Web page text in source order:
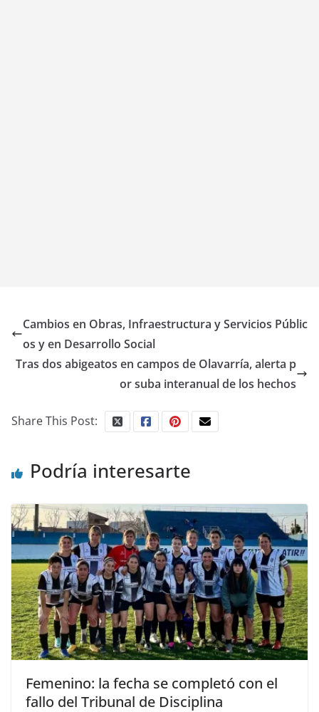
Cambios en Obras, Infraestructura y Servicios Públic
os y en Desarrollo Social
Tras dos abigeatos en campos de Olavarría, alerta p
or suba interanual de los hechos
Share This Post:
Podría interesarte
Femenino: la fecha se completó con el
fallo del Tribunal de Disciplina